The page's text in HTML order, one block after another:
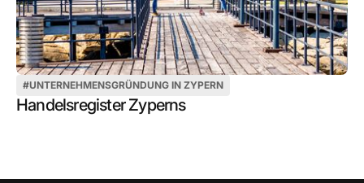
#UNTERNEHMENSGRÜNDUNG IN ZYPERN
Handelsregister Zyperns